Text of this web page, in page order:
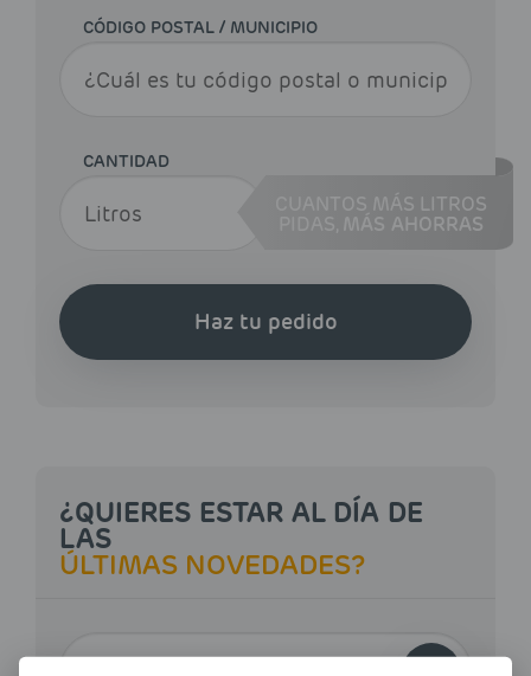
CÓDIGO POSTAL / MUNICIPIO
CANTIDAD
CUANTOS MÁS LITROS
MÁS AHORRAS
Haz tu pedido
¿QUIERES ESTAR AL DÍA DE
LAS
ÚLTIMAS NOVEDADES?